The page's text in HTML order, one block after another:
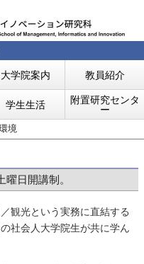
大学院案内 教員紹介
学生生活
附置研究センタ
ー
境
日開講制。
観光という実務に直結する
社会人大学院生が共に学ん